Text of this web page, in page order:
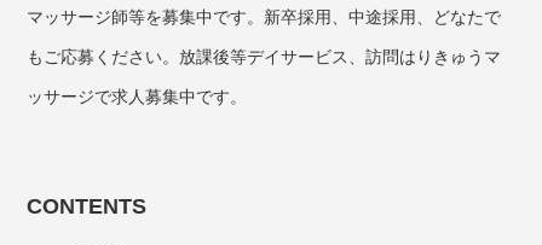
マッサージ師等を募集中です。新卒採用、中途採用、どなたで
もご応募ください。放課後等デイサービス、訪問はりきゅうマ
ッサージで求人募集中です。
CONTENTS